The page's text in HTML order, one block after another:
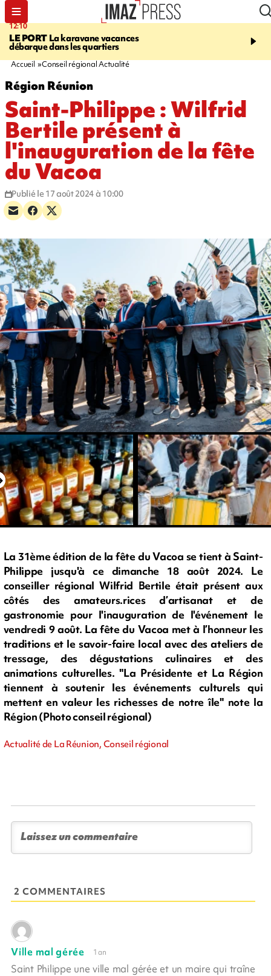
12:10
LE PORT La karavane vacances
débarque dans les quartiers
16:49
Un
bouledogue observé
Accueil Conseil régional Actualité
Région Réunion
Saint-Philippe : Wilfrid
Bertile présent à
l'inauguration de la fête
du Vacoa
Publié le 17 août 2024 à 10:00
La 31ème édition de la fête du Vacoa se tient à Saint-
Philippe jusqu'à ce dimanche 18 août 2024. Le
conseiller régional Wilfrid Bertile était présent aux
côtés des amateurs.rices d’artisanat et de
gastronomie pour l'inauguration de l'événement le
vendredi 9 août. La fête du Vacoa met à l’honneur les
traditions et le savoir-faire local avec des ateliers de
tressage, des dégustations culinaires et des
animations culturelles. "La Présidente et La Région
tiennent à soutenir les événements culturels qui
mettent en valeur les richesses de notre île" note la
Région (Photo conseil régional)
Actualité de La Réunion, Conseil régional
2 COMMENTAIRES
Ville mal gérée 1 an
Saint Philippe une ville mal gérée et un maire qui traîne